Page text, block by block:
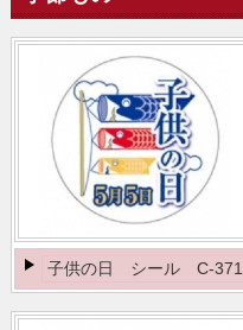
子供の日 シール C-371